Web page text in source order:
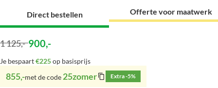
Direct bestellen Offerte voor maatwerk
1 125,- 900,-
Je bespaart€225op basisprijs
855,-met de code 25zomer Extra -5%